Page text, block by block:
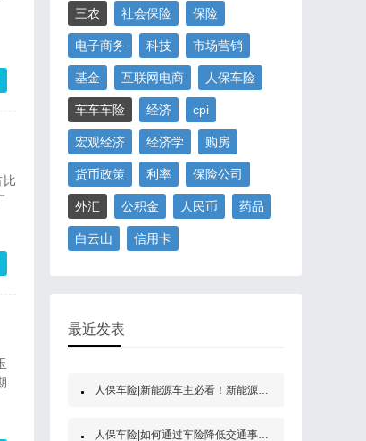
比
三农 社会保险 保险
电子商务 科技 市场营销
基金 互联网电商 人保车险
车车车险 经济 cpi
宏观经济 经济学 购房
货币政策 利率 保险公司
外汇 公积金 人民币 药品
白云山 信用卡
最近发表
人保车险|新能源车主必看！新能源汽车第三者责任保险
人保车险|如何通过车险降低交通事故的经济风险？